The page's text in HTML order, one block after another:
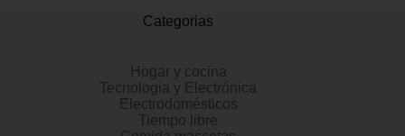
Categorias
Hogar y cocina
Tecnologia y Electrónica
Electrodomésticos
Tiempo libre